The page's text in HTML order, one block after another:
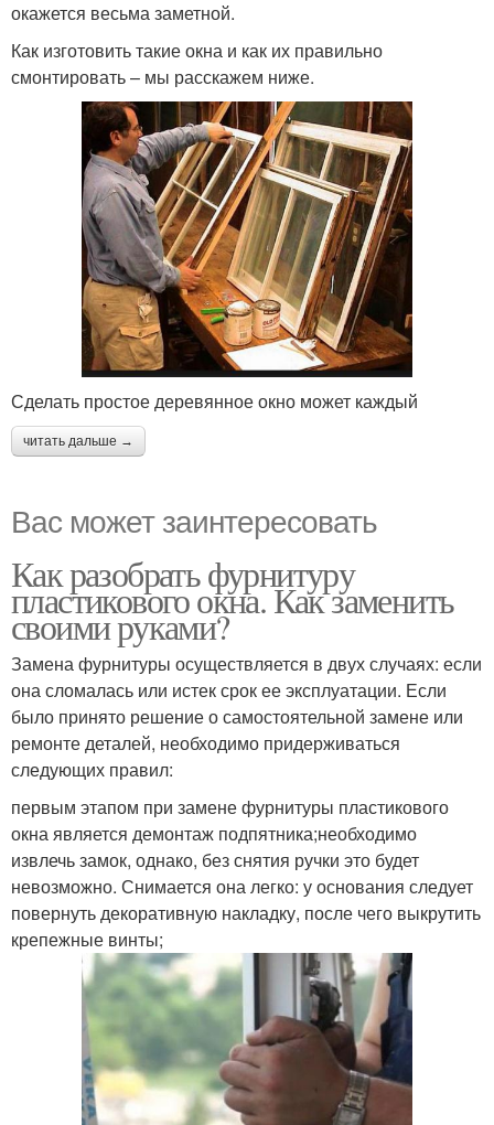
окажется весьма заметной.
Как изготовить такие окна и как их правильно
смонтировать – мы расскажем ниже.
Сделать простое деревянное окно может каждый
читать дальше →
Вас может заинтересовать
Как разобрать фурнитуру
пластикового окна. Как заменить
своими руками?
Замена фурнитуры осуществляется в двух случаях: если
она сломалась или истек срок ее эксплуатации. Если
было принято решение о самостоятельной замене или
ремонте деталей, необходимо придерживаться
следующих правил:
первым этапом при замене фурнитуры пластикового
окна является демонтаж подпятника;необходимо
извлечь замок, однако, без снятия ручки это будет
невозможно. Снимается она легко: у основания следует
повернуть декоративную накладку, после чего выкрутить
крепежные винты;